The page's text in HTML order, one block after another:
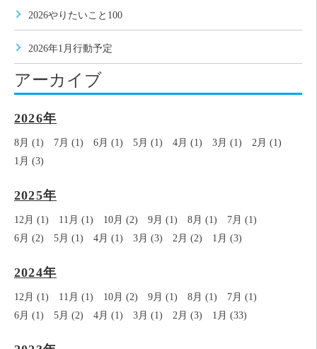
2026やりたいこと100
2026年1月行動予定
アーカイブ
2026年
8月 (1) 7月 (1) 6月 (1) 5月 (1) 4月 (1) 3月 (1)
2月 (1)
1月 (3)
2025年
12月 (1) 11月 (1) 10月 (2) 9月 (1) 8月 (1)
7月 (1)
6月 (2)
5月 (1) 4月 (1) 3月 (3) 2月 (2) 1月 (3)
2024年
12月 (1) 11月 (1) 10月 (2) 9月 (1) 8月 (1)
7月 (1)
6月 (1)
5月 (2) 4月 (1) 3月 (1) 2月 (3) 1月 (33)